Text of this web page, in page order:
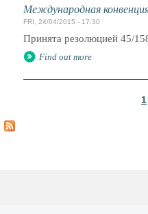
Международная
FRI, 24/04/2015 - 17:30
Принята резолюцией 45/
Find out more
a
1